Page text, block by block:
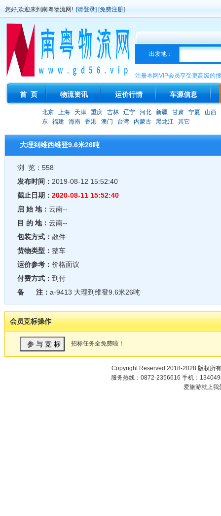
您好,欢迎来到南粤物流网! [请登录] [免费注册]
出发地：
注册本网VIP会员享受更高级的
首 页 物流资讯 运价行情 车源信息
北京 上海 天津 重庆 吉林 辽宁 河北 新疆 甘肃 宁夏
山西
东
福建 海南 香港 澳门 台湾 内蒙古 黑龙江 其它
大理到维西维登9.6米26吨
浏 览：558
发布时间： 2019-08-12 15:52:40
截止日期： 2020-08-11 15:52:40
启 始 地： 云南--
目 的 地： 云南--
包装方式： 散件
货物类型： 整车
运价参考： 价格面议
付费方式： 到付
备 注： a-9413 大理到维登9.6米26吨
会员竞标操作
招标任务全免费啦！
Copyright Reserved 2018-2028 版权所
服务热线：0872-2356616 手机：
爱旅游就上我